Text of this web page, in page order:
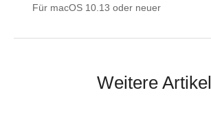
Für macOS 10.13 oder neuer
Weitere Artikel